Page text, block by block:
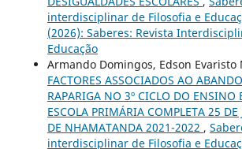
interdisciplinar de Filosofia e
(2026): Saberes: Revista
Educação
Armando Domingos, Edson Evaristo
FACTORES ASSOCIADOS AO
RAPARIGA NO 3º CICLO DO ENSINO
ESCOLA PRIMÁRIA COMPLETA 25
DE NHAMATANDA 2021-2022 ,
interdisciplinar de Filosofia e